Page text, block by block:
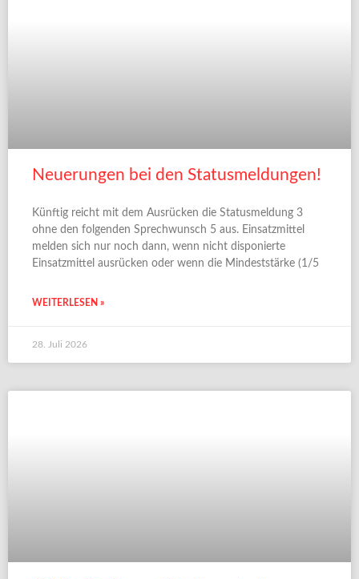
Neuerungen bei den Statusmeldungen!
Künftig reicht mit dem Ausrücken die Statusmeldung 3
ohne den folgenden Sprechwunsch 5 aus. Einsatzmittel
melden sich nur noch dann, wenn nicht disponierte
Einsatzmittel ausrücken oder wenn die Mindeststärke (1/5
WEITERLESEN »
28. Juli 2026